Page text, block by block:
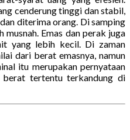
cenderung tinggi dan stabil,
diterima orang. Di samping
Emas dan perak juga
yang lebih kecil. Di zaman
dari berat emasnya, namun
itu merupakan pernyataan
berat tertentu terkandung di